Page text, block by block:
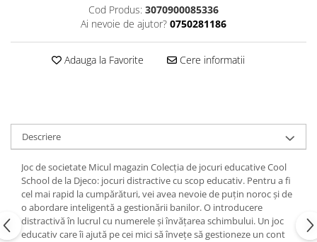
Cod Produs: 3070900085336
Ai nevoie de ajutor? 0750281186
Adauga la Favorite Cere informatii
Descriere
Joc de societate Micul magazin Colecția de jocuri educative Cool
School de la Djeco: jocuri distractive cu scop educativ. Pentru a fi
cel mai rapid la cumpărături, vei avea nevoie de puțin noroc și de
o abordare inteligentă a gestionării banilor. O introducere
distractivă în lucrul cu numerele și învățarea schimbului. Un joc
educativ care îi ajută pe cei mici să învețe să gestioneze un cont